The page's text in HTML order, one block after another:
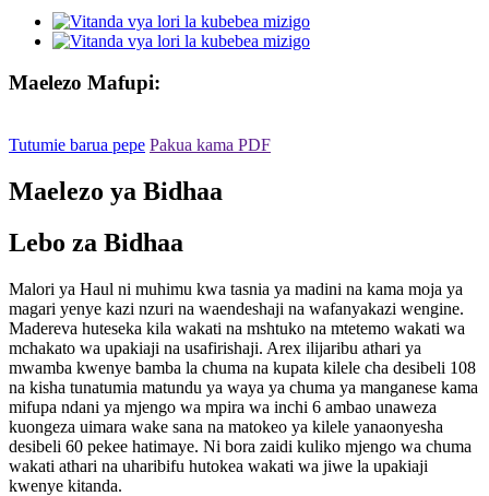
Maelezo Mafupi:
Tutumie barua pepe Pakua kama PDF
Maelezo ya Bidhaa
Lebo za Bidhaa
Malori ya Haul ni muhimu kwa tasnia ya madini na kama moja ya
magari yenye kazi nzuri na waendeshaji na wafanyakazi wengine.
Madereva huteseka kila wakati na mshtuko na mtetemo wakati wa
mchakato wa upakiaji na usafirishaji. Arex ilijaribu athari ya
mwamba kwenye bamba la chuma na kupata kilele cha desibeli 108
na kisha tunatumia matundu ya waya ya chuma ya manganese kama
mifupa ndani ya mjengo wa mpira wa inchi 6 ambao unaweza
kuongeza uimara wake sana na matokeo ya kilele yanaonyesha
desibeli 60 pekee hatimaye. Ni bora zaidi kuliko mjengo wa chuma
wakati athari na uharibifu hutokea wakati wa jiwe la upakiaji
kwenye kitanda.